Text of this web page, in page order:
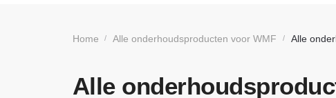
Home / Alle onderhoudsproducten voor WMF / Alle
Alle